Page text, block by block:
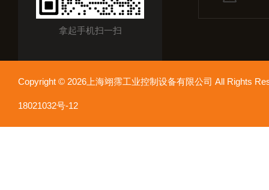
拿起手机扫一扫
Copyright © 2026上海翊霈工业控制设备有限公司 All Rights
18021032号-12